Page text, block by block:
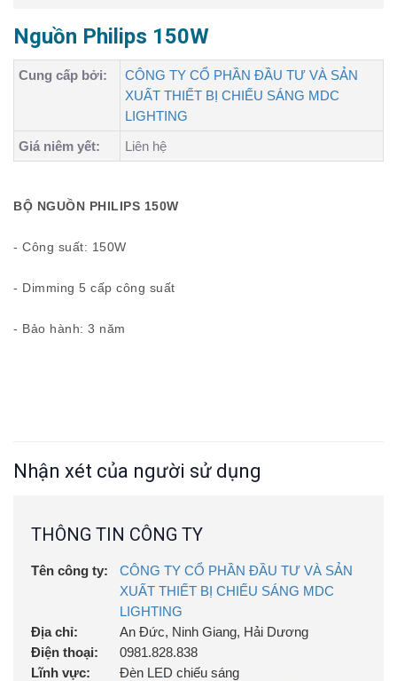
Nguồn Philips 150W
Cung cấp bởi:
CÔNG TY CỔ PHẦN ĐẦU TƯ VÀ SẢN
XUẤT THIẾT BỊ CHIẾU SÁNG MDC
LIGHTING
Giá niêm yết:
Liên hệ
BỘ NGUỒN PHILIPS 150W
- Công suất: 150W
- Dimming 5 cấp công suất
- Bảo hành: 3 năm
Nhận xét của người sử dụng
THÔNG TIN CÔNG TY
Tên công ty:
CÔNG TY CỔ PHẦN ĐẦU TƯ VÀ SẢN
XUẤT THIẾT BỊ CHIẾU SÁNG MDC
LIGHTING
Địa chỉ:
An Đức, Ninh Giang, Hải Dương
Điện thoại:
0981.828.838
Lĩnh vực:
Đèn LED chiếu sáng